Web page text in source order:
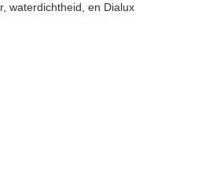
waterdichtheid, en Dialux